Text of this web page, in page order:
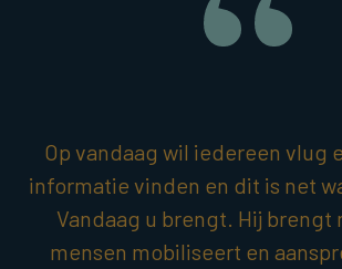
Op vandaag wil iedereen vlug
informatie vinden en dit is net
Vandaag u brengt. Hij brengt
mensen mobiliseert en